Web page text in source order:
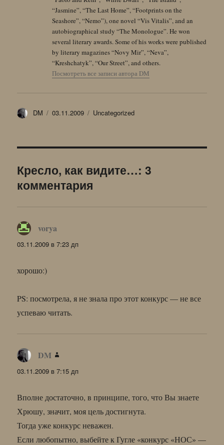
“Jasmine”, “The Last Home”, “Footprints on the
Seashore”, “Nemo”), one novel “Vis Vitalis”, and an
autobiographical study “The Monologue”. He won
several literary awards. Some of his works were published
by literary magazines “Novy Mir”, “Neva”,
“Kreshchatyk”, “Our Street”, and others.
Посмотреть все записи автора DM
Автор
DM Опубликовано
03.11.2009 Рубрики
Uncategorized
Кресло, как видите…: 3
комментария
vorya
03.11.2009 в 7:23 дп
хорошо:)
PS: посмотрела, я не знала про этот конкурс — не все
успеваю читать.
DM
03.11.2009 в 7:15 дп
Вполне достаточно, в принципе, того, что Вы знаете
Хрюшу, значит, моя цель достигнута.
Тогда уже конкурс неважен.
Если любопытно, выбейте к Гугле «конкурс «НОС» —